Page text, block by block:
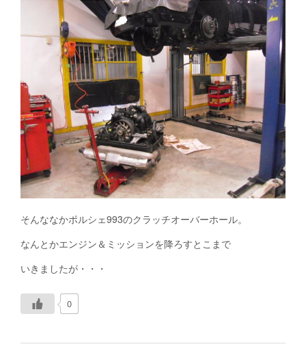
そんななかポルシェ993のクラッチオーバーホール。
なんとかエンジン＆ミッションを降ろすとこまで
いきましたが・・・
0